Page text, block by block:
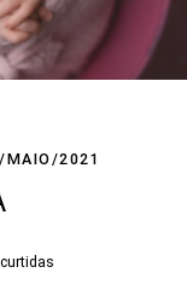
MAIO/2021
curtidas